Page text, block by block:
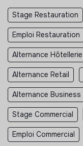
Stage Restauration
Emploi Restauration
Alternance Hôtellerie
Alternance Retail
Alternance Business
Stage Commercial
Emploi Commercial